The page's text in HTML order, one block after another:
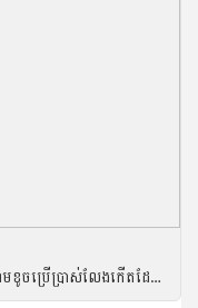
ការប្រកាសលក់ជម្រះបញ្ជីទ្រព្យសម្បត្តិចាស់ទ្រុឌទ្រោមខូចប្រើប្រាស់លែងកើតដែលត្រូវបានការអនុញ្ញាតជម្រះចេញពីបញ្ជីសារពើភណ្ឌទ្រព្យសម្បត្តិរដ្ឋ